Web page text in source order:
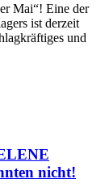
Mai“! Eine der
ist derzeit
und
nicht!